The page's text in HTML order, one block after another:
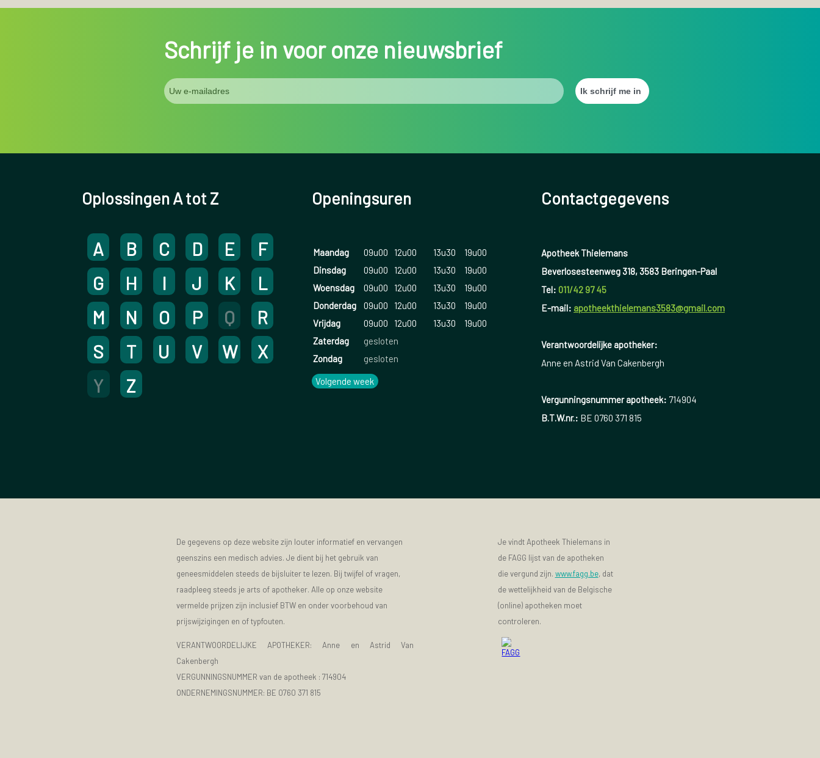
Schrijf je in voor onze nieuwsbrief
Oplossingen A tot Z
A B C D E
F
G
H I J K
L
M
N O P Q
R
S
T U V W
X
Y
Z
Openingsuren
Maandag 09u00 12u00 13u30
19u00
Dinsdag
09u00 12u00 13u30
19u00
Woensdag
09u00 12u00 13u30
19u00
Donderdag
09u00 12u00 13u30
19u00
Vrijdag
09u00 12u00 13u30
19u00
Zaterdag
gesloten
Zondag
gesloten
Volgende week
Contactgegevens
Apotheek Thielemans
Beverlosesteenweg 318, 3583 Beringen-Paal
Tel: 011/42 97 45
E-mail: apotheekthielemans3583@gmail.com
Verantwoordelijke apotheker:
Anne en Astrid Van Cakenbergh
Vergunningsnummer apotheek: 714904
B.T.W.nr.: BE 0760 371 815
De gegevens op deze website zijn louter informatief en vervangen
geenszins een medisch advies. Je dient bij het gebruik van
geneesmiddelen steeds de bijsluiter te lezen. Bij twijfel of vragen,
raadpleeg steeds je arts of apotheker. Alle op onze website
vermelde prijzen zijn inclusief BTW en onder voorbehoud van
prijswijzigingen en of typfouten.
VERANTWOORDELIJKE APOTHEKER: Anne en Astrid Van
Cakenbergh
VERGUNNINGSNUMMER van de apotheek : 714904
ONDERNEMINGSNUMMER: BE 0760 371 815
Je vindt Apotheek Thielemans in
de FAGG lijst van de apotheken
die vergund zijn. www.fagg.be, dat
de wettelijkheid van de Belgische
(online) apotheken moet
controleren.